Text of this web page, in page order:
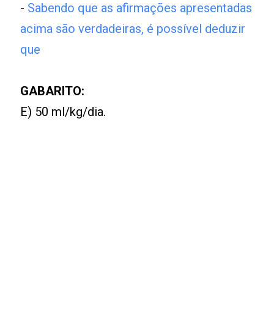
- Sabendo que as afirmações apresentadas
acima são verdadeiras, é possível deduzir
que
GABARITO:
E) 50 ml/kg/dia.